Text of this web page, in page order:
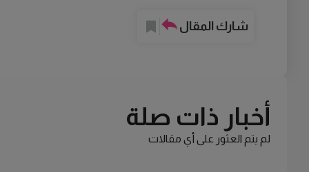
شارك المقال
أخبار ذات صلة
لم يتم العثور على أي مقالات